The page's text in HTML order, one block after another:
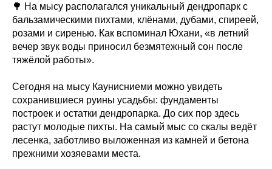
🌳 На мысу располагался уникальный дендропарк с
бальзамическими пихтами, клёнами, дубами, спиреей,
розами и сиренью. Как вспоминал Юхани, «в летний
вечер звук воды приносил безмятежный сон после
тяжёлой работы».
Сегодня на мысу Каунисниеми можно увидеть
сохранившиеся руины усадьбы: фундаменты
построек и остатки дендропарка. До сих пор здесь
растут молодые пихты. На самый мыс со скалы ведёт
лесенка, заботливо выложенная из камней и бетона
прежними хозяевами места.